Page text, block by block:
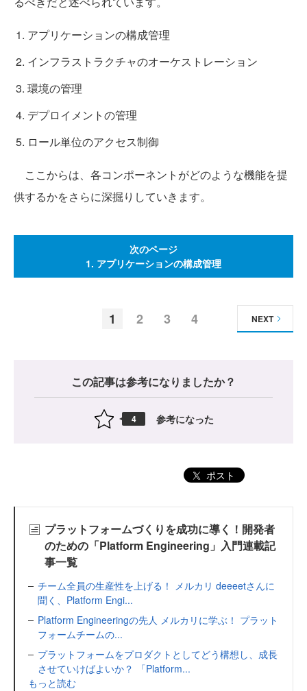
アプリケーションの構成管理
インフラストラクチャのオーケストレーション
環境の管理
デプロイメントの管理
ロール単位のアクセス制御
ここからは、各コンポーネントがどのような機能を提
供するかをさらに深掘りしていきます。
次のページ
1. アプリケーションの構成管理
1 2 3 4 NEXT
この記事は参考になりましたか？
4 参考になった
ポスト
プラットフォームづくりを成功に導く！開発者
のための「Platform Engineering」入門連載記
事一覧
チーム全員の生産性を上げる！ メルカリ deeeetさんに
聞く、Platform Engi...
Platform Engineeringの先人 メルカリに学ぶ！ プラット
フォームチームの...
プラットフォームをプロダクトとしてどう構想し、成長
させていけばよいか？ 「Platform...
もっと読む